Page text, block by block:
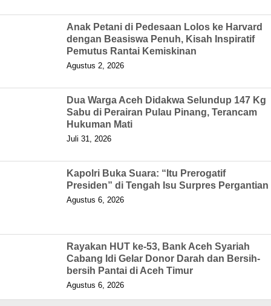
Anak Petani di Pedesaan Lolos ke Harvard
dengan Beasiswa Penuh, Kisah Inspiratif
Pemutus Rantai Kemiskinan
Agustus 2, 2026
Dua Warga Aceh Didakwa Selundup 147 Kg
Sabu di Perairan Pulau Pinang, Terancam
Hukuman Mati
Juli 31, 2026
Kapolri Buka Suara: “Itu Prerogatif
Presiden” di Tengah Isu Surpres Pergantian
Agustus 6, 2026
Rayakan HUT ke-53, Bank Aceh Syariah
Cabang Idi Gelar Donor Darah dan Bersih-
bersih Pantai di Aceh Timur
Agustus 6, 2026